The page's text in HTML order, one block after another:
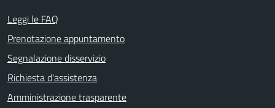
Leggi le FAQ
Prenotazione appuntamento
Segnalazione disservizio
Richiesta d'assistenza
Amministrazione trasparente